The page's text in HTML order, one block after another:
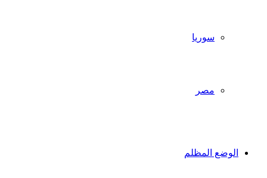
سوريا
مصر
الوضع المظلم